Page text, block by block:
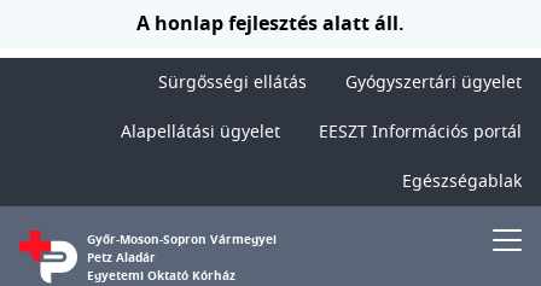
Ugrás a tartalomraA honlap fejlesztés alatt áll.
Sürgősségi ellátás
Gyógyszertári ügyelet
Alapellátási ügyelet
EESZT Információs portál
Egészségablak
Győr-Moson-Sopron Vármegyei
Petz Aladár
Egyetemi Oktató Kórház